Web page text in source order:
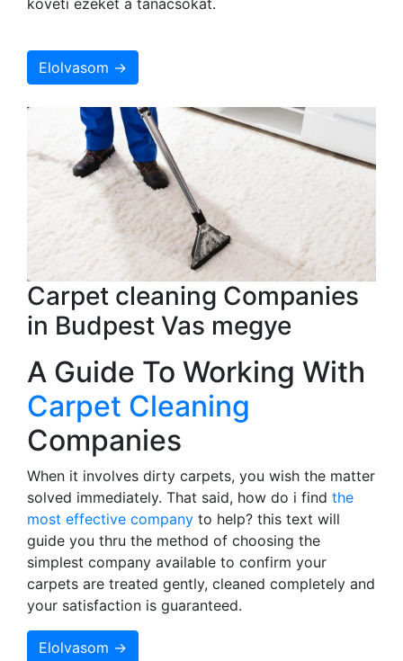
Elolvasom →
Carpet cleaning Companies
in Budpest Vas megye
A Guide To Working With
Carpet Cleaning
Companies
When it involves dirty carpets, you wish the matter
solved immediately. That said, how do i find the
most effective company to help? this text will
guide you thru the method of choosing the
simplest company available to confirm your
carpets are treated gently, cleaned completely and
your satisfaction is guaranteed.
Elolvasom →